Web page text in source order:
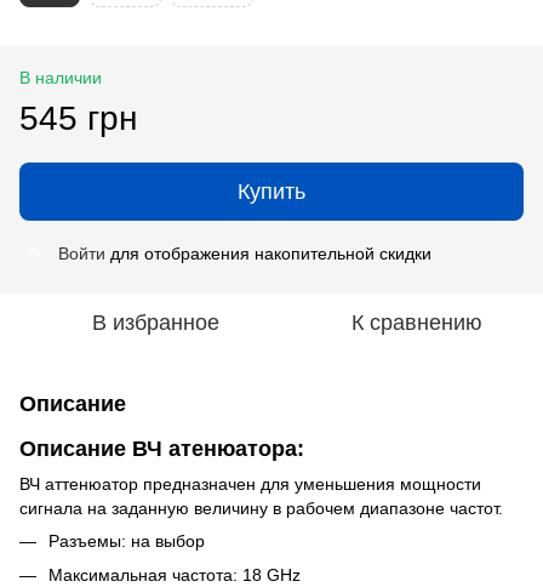
В наличии
545 грн
Купить
Войти для отображения накопительной скидки
В избранное К сравнению
Описание
Описание ВЧ атенюатора:
ВЧ аттенюатор предназначен для уменьшения мощности
сигнала на заданную величину в рабочем диапазоне частот.
Разъемы: на выбор
Максимальная частота: 18 GHz